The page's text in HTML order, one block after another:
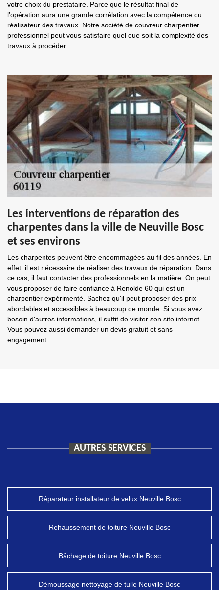
votre choix du prestataire. Parce que le résultat final de
l’opération aura une grande corrélation avec la compétence du
réalisateur des travaux. Notre société de couvreur charpentier
professionnel peut vous satisfaire quel que soit la complexité des
travaux à procéder.
Les interventions de réparation des
charpentes dans la ville de Neuville Bosc
et ses environs
Les charpentes peuvent être endommagées au fil des années. En
effet, il est nécessaire de réaliser des travaux de réparation. Dans
ce cas, il faut contacter des professionnels en la matière. On peut
vous proposer de faire confiance à Renolde 60 qui est un
charpentier expérimenté. Sachez qu'il peut proposer des prix
abordables et accessibles à beaucoup de monde. Si vous avez
besoin d'autres informations, il suffit de visiter son site internet.
Vous pouvez aussi demander un devis gratuit et sans
engagement.
AUTRES SERVICES
Réparateur installateur de velux Neuville Bosc
Rehaussement de toiture Neuville Bosc
Bâchage de toiture Neuville Bosc
Démoussage nettoyage de tuile Neuville Bosc